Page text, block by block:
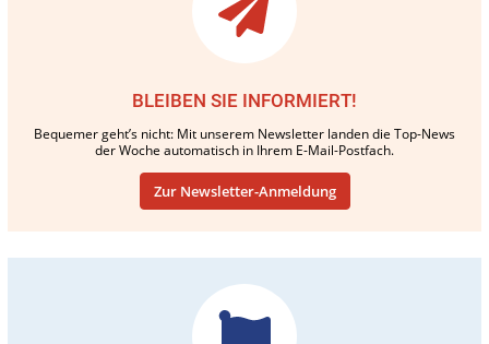
BLEIBEN SIE INFORMIERT!
Bequemer geht’s nicht: Mit unserem Newsletter landen die Top-News
der Woche automatisch in Ihrem E-Mail-Postfach.
Zur Newsletter-Anmeldung